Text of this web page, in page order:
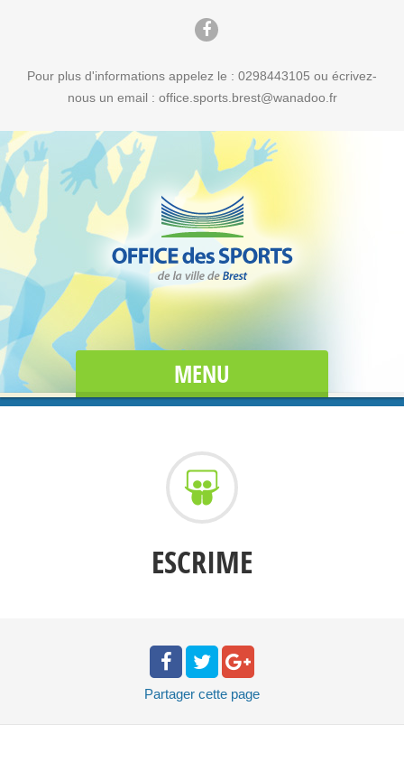
Pour plus d'informations appelez le : 0298443105 ou écrivez-
nous un email : office.sports.brest@wanadoo.fr
MENU
ESCRIME
Partager cette page